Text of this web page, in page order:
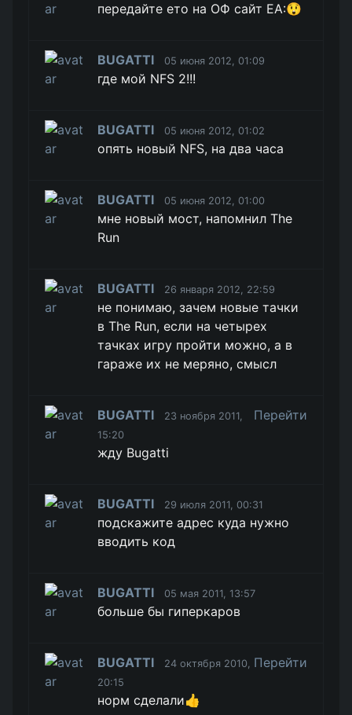
передайте ето на ОФ сайт EA:😲
BUGATTI 05 июня 2012, 01:09
где мой NFS 2!!!
BUGATTI 05 июня 2012, 01:02
опять новый NFS, на два часа
BUGATTI 05 июня 2012, 01:00
мне новый мост, напомнил The
Run
BUGATTI 26 января 2012, 22:59
не понимаю, зачем новые тачки
в The Run, если на четырех
тачках игру пройти можно, а в
гараже их не меряно, смысл
BUGATTI
23 ноября 2011,
15:20
Перейти
жду Bugatti
BUGATTI 29 июля 2011, 00:31
подскажите адрес куда нужно
вводить код
BUGATTI 05 мая 2011, 13:57
больше бы гиперкаров
BUGATTI
24 октября 2010,
20:15
Перейти
норм сделали👍